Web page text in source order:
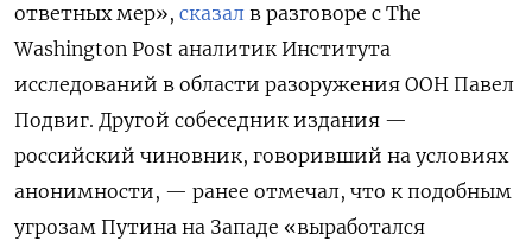
ответных мер», сказал в разговоре с The
Washington Post аналитик Института
исследований в области разоружения ООН Павел
Подвиг. Другой собеседник издания —
российский чиновник, говоривший на условиях
анонимности, — ранее отмечал, что к подобным
угрозам Путина на Западе «выработался